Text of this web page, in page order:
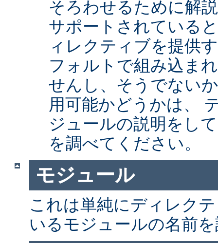
そろわせるために解
サポートされている
ィレクティブを提供
フォルトで組み込ま
せんし、そうでない
用可能かどうかは、
ジュールの説明をし
を調べてください。
モジュール
これは単純にディレク
いるモジュールの名前